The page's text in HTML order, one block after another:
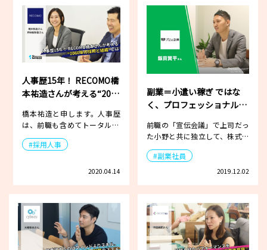
人事歴15年！ RECOMO橋
本祐造さんが考える“2060
橋本祐造と申します。人事歴
は、前職も含めてトータル15
年ほどになります。長く勤め
ていた…
#採用人事
2020.04.14
副業＝小遣い稼ぎ ではな
く、プロフェッショナル
前職の「宣伝会議」で上司だっ
た小野と共に独立して、株式会
社ホールハートを創立しまし
た…#副業社員
2019.12.02